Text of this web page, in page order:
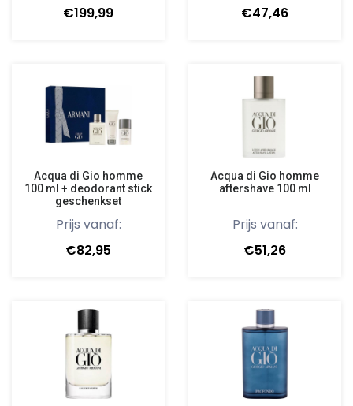
€199,99
€47,46
Acqua di Gio homme
100 ml + deodorant stick
geschenkset
Prijs vanaf:
€82,95
Acqua di Gio homme
aftershave 100 ml
Prijs vanaf:
€51,26